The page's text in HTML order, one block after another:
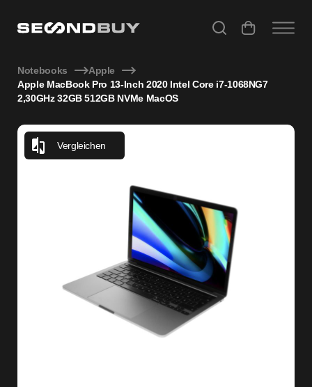
Notebooks
Apple
Apple MacBook Pro 13-Inch 2020 Intel Core i7-1068NG7
2,30GHz 32GB 512GB NVMe MacOS
Vergleichen